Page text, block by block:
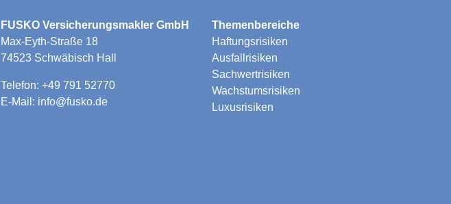
FUSKO Versicherungsmakler GmbH
Max-Eyth-Straße 18
74523 Schwäbisch Hall
Telefon: +49 791 52770
E-Mail: info@fusko.de
Themenbereiche
Haftungsrisiken
Ausfallrisiken
Sachwertrisiken
Wachstumsrisiken
Luxusrisiken